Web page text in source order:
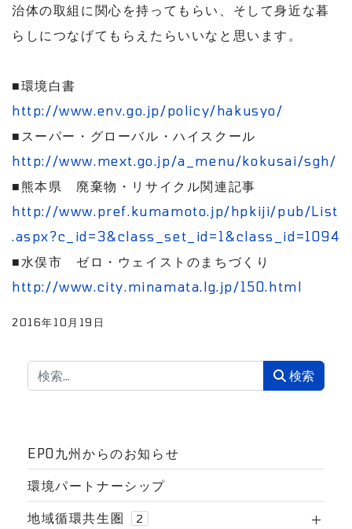
治体の取組に関心を持ってもらい、そして身近な暮
らしにつなげてもらえたらいいなと思います。
■環境白書
http://www.env.go.jp/policy/hakusyo/
■スーパー・グローバル・ハイスクール
http://www.mext.go.jp/a_menu/kokusai/sgh/
■熊本県 廃棄物・リサイクル関連記事
http://www.pref.kumamoto.jp/hpkiji/pub/List
.aspx?c_id=3&class_set_id=1&class_id=1094
■水俣市 ゼロ・ウェイストのまちづくり
http://www.city.minamata.lg.jp/150.html
2016年10月19日
検索 検索
EPO九州からのお知らせ
環境パートナーシップ
地域循環共生圏 2